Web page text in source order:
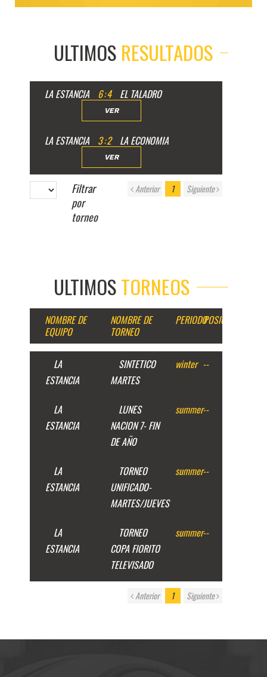
ULTIMOS RESULTADOS
LA ESTANCIA 6:4 EL TALADRO
VER
LA ESTANCIA 3:2 LA ECONOMIA
VER
Filtrar
por
torneo
Anterior 1 Siguiente
ULTIMOSTORNEOS
NOMBRE DE
EQUIPO
NOMBRE DE
TORNEO
PERIODOPOSICION
LA
ESTANCIA
SINTETICO
MARTES
winter --
LA
ESTANCIA
LUNES
NACION 7- FIN
DE AÑO
summer--
LA
ESTANCIA
TORNEO
UNIFICADO-
MARTES/JUEVES
summer--
LA
ESTANCIA
TORNEO
COPA FIORITO
TELEVISADO
summer--
Anterior 1 Siguiente